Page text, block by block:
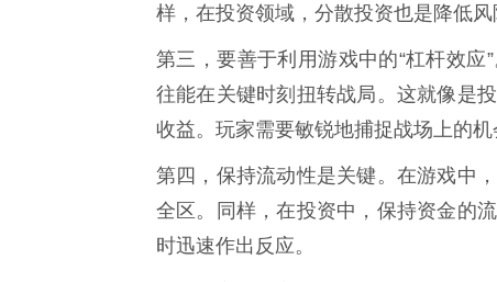
样，在投资领域，分散投资也是降低风
第三，要善于利用游戏中的“杠杆效
往能在关键时刻扭转战局。这就像是
收益。玩家需要敏锐地捕捉战场上的
第四，保持流动性是关键。在游戏中
全区。同样，在投资中，保持资金的
时迅速作出反应。